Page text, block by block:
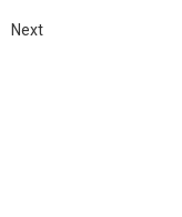
Next